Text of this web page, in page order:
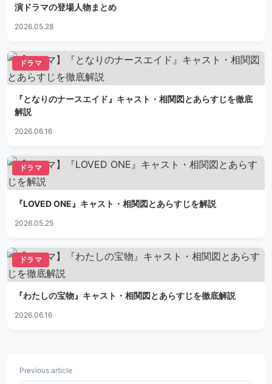
演ドラマの登場人物まとめ
2026.05.28
ドラマ
『となりのナースエイド』キャスト・相関図とあらすじを徹底
解説
2026.06.16
ドラマ
『LOVED ONE』キャスト・相関図とあらすじを解説
2026.05.25
ドラマ
『わたしの宝物』キャスト・相関図とあらすじを徹底解説
2026.06.16
Previous article